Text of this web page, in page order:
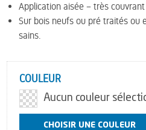
Application aisée – très
Sur bois neufs ou pré traités ou
sains.
COULEUR
Aucun couleur
CHOISIR UNE COULEUR